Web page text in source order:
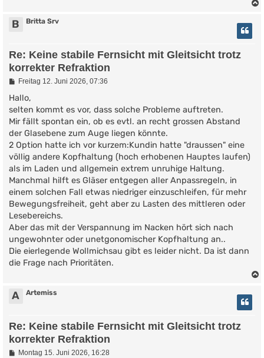
B Britta Srv
Re: Keine stabile Fernsicht mit Gleitsicht trotz
korrekter Refraktion
B
i
r
a
g
Freitag 12. Juni 2026, 07:36
Hallo,
selten kommt es vor, dass solche Probleme auftreten.
Mir fällt spontan ein, ob es evtl. an recht grossen Abstand
der Glasebene zum Auge liegen könnte.
2 Option hatte ich vor kurzem:Kundin hatte "draussen" eine
völlig andere Kopfhaltung (hoch erhobenen Hauptes laufen)
als im Laden und allgemein extrem unruhige Haltung.
Manchmal hilft es Gläser entgegen aller Anpassregeln, in
einem solchen Fall etwas niedriger einzuschleifen, für mehr
Bewegungsfreiheit, geht aber zu Lasten des mittleren oder
Lesebereichs.
Aber das mit der Verspannung im Nacken hört sich nach
ungewohnter oder unetgonomischer Kopfhaltung an..
Die eierlegende Wollmichsau gibt es leider nicht. Da ist dann
die Frage nach Prioritäten.
A Artemiss
Re: Keine stabile Fernsicht mit Gleitsicht trotz
korrekter Refraktion
BMontag 15. Juni 2026, 16:28